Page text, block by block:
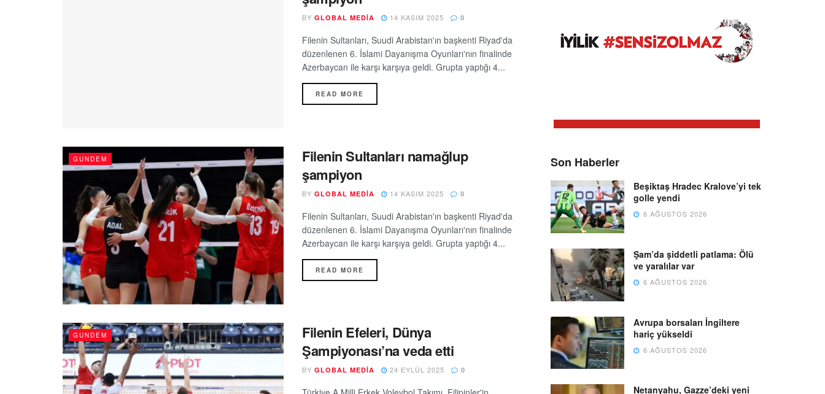
BY GLOBAL MEDIA 14 KASIM 2025 0
Filenin Sultanları, Suudi Arabistan'ın başkenti Riyad'da
düzenlenen 6. İslami Dayanışma Oyunları'nın finalinde
Azerbaycan ile karşı karşıya geldi. Grupta yaptığı 4...
READ MORE
GUNDEM
Filenin Sultanları namağlup
şampiyon
BY GLOBAL MEDIA 14 KASIM 2025 0
Filenin Sultanları, Suudi Arabistan'ın başkenti Riyad'da
düzenlenen 6. İslami Dayanışma Oyunları'nın finalinde
Azerbaycan ile karşı karşıya geldi. Grupta yaptığı 4...
READ MORE
GUNDEM
Filenin Efeleri, Dünya
Şampiyonası’na veda etti
BY GLOBAL MEDIA 24 EYLÜL 2025 0
Son Haberler
Beşiktaş Hradec Kralove’yi tek
golle yendi
6 AĞUSTOS 2026
Şam’da şiddetli patlama: Ölü
ve yaralılar var
6 AĞUSTOS 2026
Avrupa borsaları İngiltere
hariç yükseldi
6 AĞUSTOS 2026
Netanyahu, Gazze’deki yeni